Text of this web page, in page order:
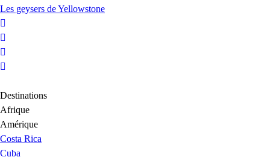
Les geysers de Yellowstone
Destinations
Afrique
Amérique
Costa Rica
Cuba